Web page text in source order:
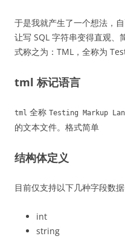
于是我就产生了一个想法，
让写 SQL 字符串变得直观、
式称之为：TML，全称为
tml 标记语言
tml 全称 Testing Markup
的文本文件。格式简单
结构体定义
目前仅支持以下几种字段数
int
string